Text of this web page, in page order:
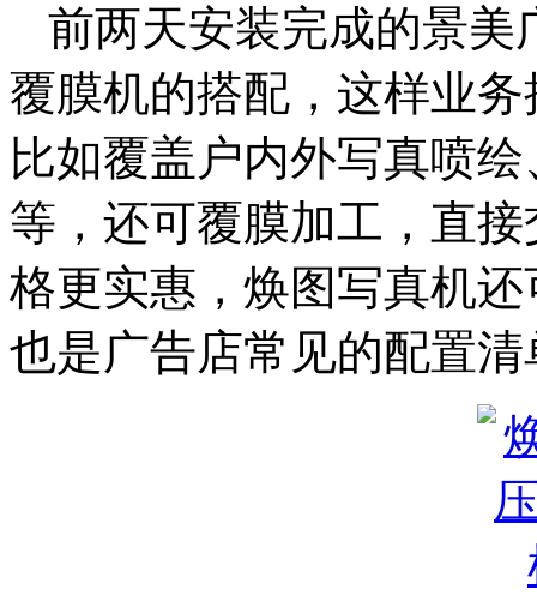
前两天安装完成的景美
覆膜机的搭配，这样业
比如覆盖户内外写真喷
等，还可覆膜加工，直
格更实惠，焕图写真机
也是广告店常见的配置